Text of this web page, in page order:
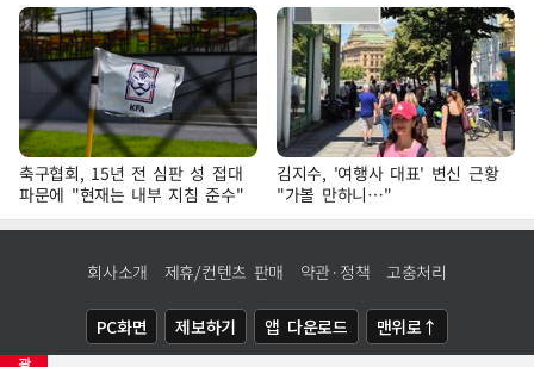
광
축구협회, 15년 전 심판 성 접대
파문에 "현재는 내부 지침 준수"
김지수, '여행사 대표' 변신 근황
"가볼 만하니…"
회사소개 제휴/컨텐츠 판매 약관·정책 고충처리
PC화면 제보하기 앱 다운로드 맨위로↑